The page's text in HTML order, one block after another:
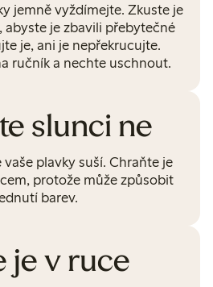
jemně vyždímejte. Zkuste je
abyste je zbavili přebytečné
je, ani je nepřekrucujte.
ručník a nechte uschnout.
slunci ne
plavky suší. Chraňte je
protože může způsobit
barev.
je v ruce